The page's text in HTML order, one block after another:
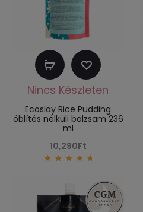
Tovább
olvasom
Ecoslay Rice Pudding
öblítés nélküli balzsam 236
ml
10,290Ft